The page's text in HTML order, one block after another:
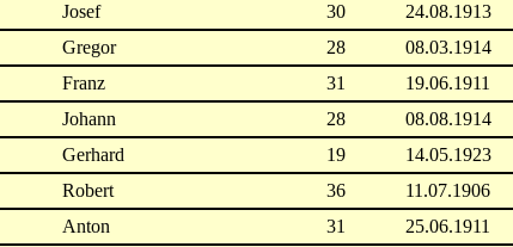
Josef 30 24.08.1913
Gregor 28 08.03.1914
Franz 31 19.06.1911
Johann 28 08.08.1914
Gerhard 19 14.05.1923
Robert 36 11.07.1906
Anton 31 25.06.1911